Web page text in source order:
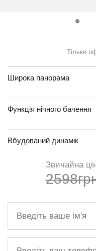
Тільки
Широка панорама
Функція нічного бачення
Вбудований динамік
Звичайна